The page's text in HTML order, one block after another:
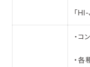
「
・コ
・